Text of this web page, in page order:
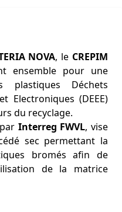
NOVA, le CREPIM
ensemble pour une
plastiques Déchets
Electroniques (DEEE)
du recyclage.
Interreg FWVL, vise
sec permettant la
bromés afin de
de la matrice